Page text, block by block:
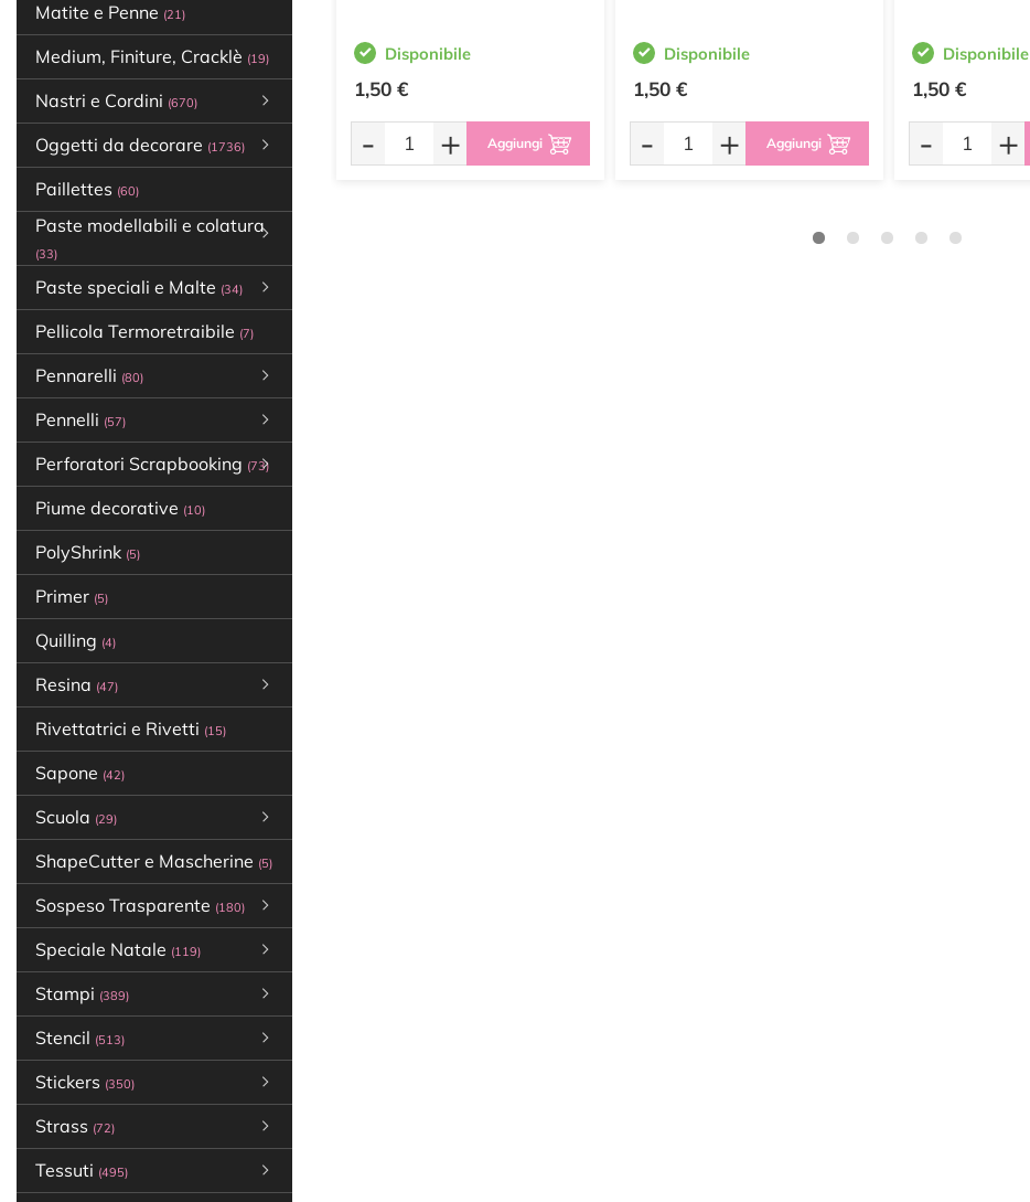
Matite e Penne (21)
Medium, Finiture, Cracklè (19)
Nastri e Cordini (670)
Oggetti da decorare (1736)
Paillettes (60)
Paste modellabili e colatura
(33)
Paste speciali e Malte (34)
Pellicola Termoretraibile (7)
Pennarelli (80)
Pennelli (57)
Perforatori Scrapbooking (73)
Piume decorative (10)
PolyShrink (5)
Primer (5)
Quilling (4)
Resina (47)
Rivettatrici e Rivetti (15)
Sapone (42)
Scuola (29)
ShapeCutter e Mascherine (5)
Sospeso Trasparente (180)
Speciale Natale (119)
Stampi (389)
Stencil (513)
Stickers (350)
Strass (72)
Tessuti (495)
Disponibile
1,50 €
- + Aggiungi
Disponibile
1,50 €
- + Aggiungi
Disponibile
1,50 €
- +